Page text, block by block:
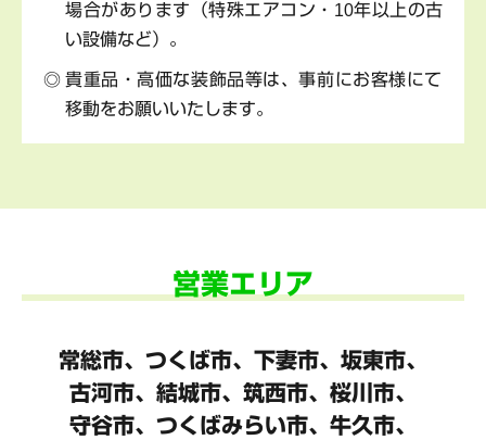
場合があります（特殊エアコン・10年以上の古
い設備など）。
貴重品・高価な装飾品等は、事前にお客様にて
移動をお願いいたします。
営業エリア
常総市、つくば市、下妻市、坂東市、
古河市、結城市、筑西市、桜川市、
守谷市、 つくばみらい市、牛久市、